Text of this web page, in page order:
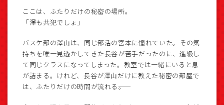
ここは、ふたりだけの秘密の場所。
「澤も共犯でしょ」
バスケ部の澤山は、同じ部活の宮本に憧れていた。その気
持ちを唯一見透かしてきた長谷が苦手だったのに、進級し
て同じクラスになってしまった。教室では一緒にいると息
が詰まる。けれど、長谷が澤山だけに教えた秘密の部屋で
は、ふたりだけの時間が流れる――。